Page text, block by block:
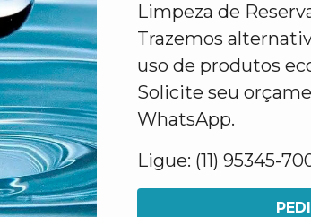
Limpeza de
Trazemos
uso de produtos
Solicite seu
WhatsApp.
Ligue: (11) 95345-